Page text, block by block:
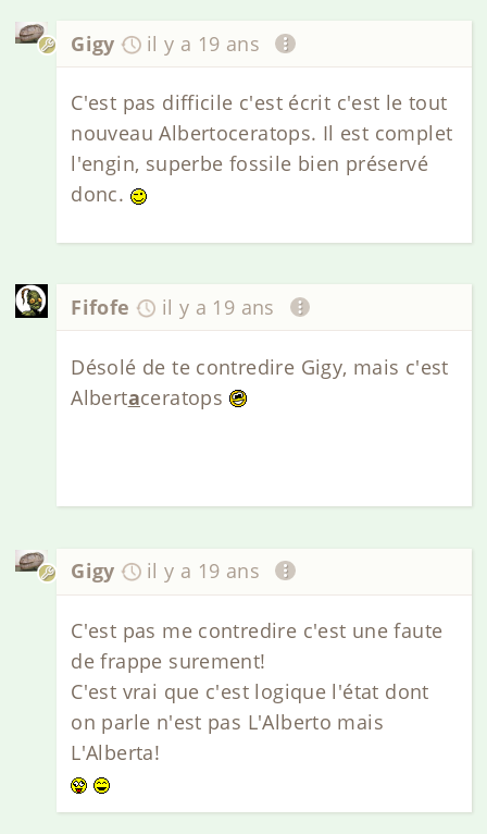
Gigy il y a 19 ans
C'est pas difficile c'est écrit c'est le tout
nouveau Albertoceratops. Il est complet
l'engin, superbe fossile bien préservé
donc.
Fifofe il y a 19 ans
Désolé de te contredire Gigy, mais c'est
Albertaceratops
Gigy il y a 19 ans
C'est pas me contredire c'est une faute
de frappe surement!
C'est vrai que c'est logique l'état dont
on parle n'est pas L'Alberto mais
L'Alberta!